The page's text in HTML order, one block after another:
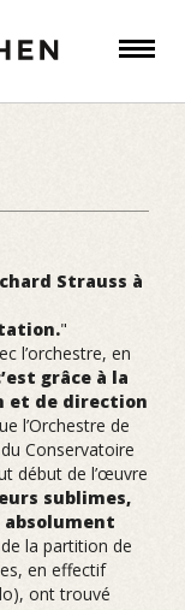
Strauss à
"
l’orchestre, en
grâce à la
et de direction
l’Orchestre de
Conservatoire
début de l’œuvre
sublimes,
absolument
la partition de
en effectif
ont trouvé